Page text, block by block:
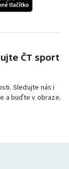
ČT sport
Sledujte nás i
a buďte v obraze.